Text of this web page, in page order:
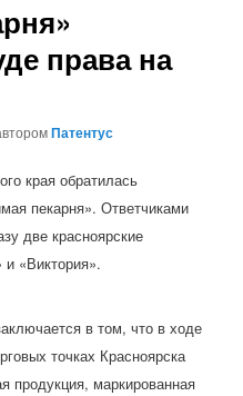
права на
Патентус
края обратилась
пекарня». Ответчиками
две красноярские
«Виктория».
в том, что в ходе
точках Красноярска
продукция, маркированная